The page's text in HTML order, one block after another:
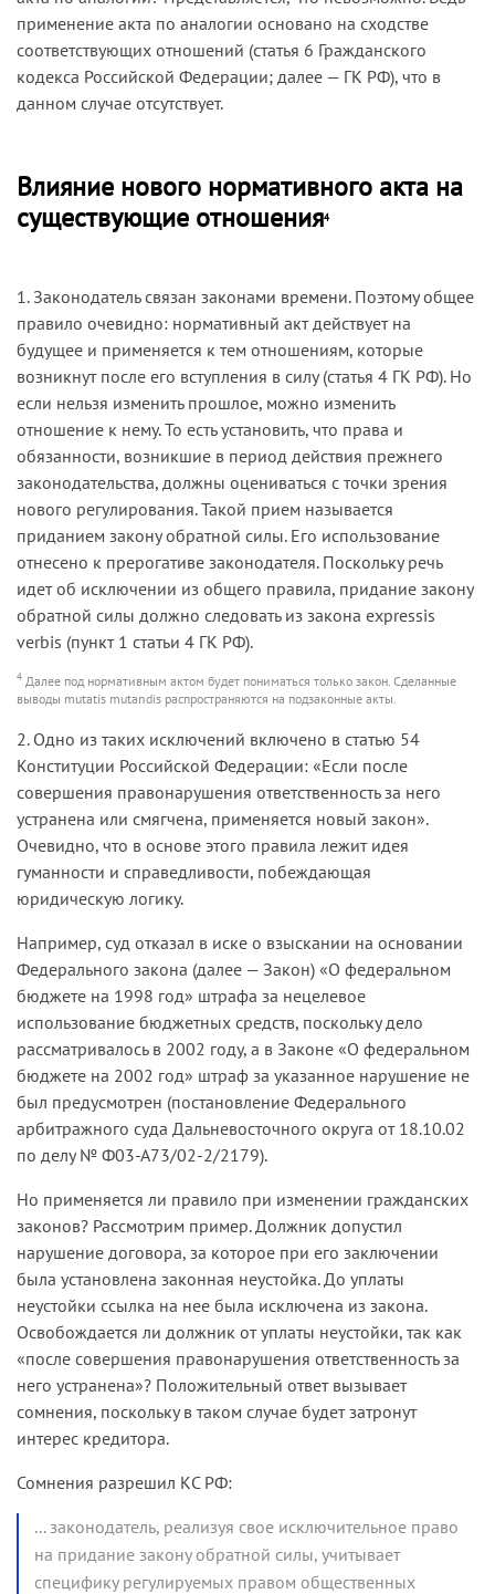
применение акта по аналогии основано на сходстве
соответствующих отношений (статья 6 Гражданского
кодекса Российской Федерации; далее — ГК РФ), что в
данном случае отсутствует.
Влияние нового нормативного акта на
существующие отношения4
1. Законодатель связан законами времени. Поэтому общее
правило очевидно: нормативный акт действует на
будущее и применяется к тем отношениям, которые
возникнут после его вступления в силу (статья 4 ГК РФ). Но
если нельзя изменить прошлое, можно изменить
отношение к нему. То есть установить, что права и
обязанности, возникшие в период действия прежнего
законодательства, должны оцениваться с точки зрения
нового регулирования. Такой прием называется
приданием закону обратной силы. Его использование
отнесено к прерогативе законодателя. Поскольку речь
идет об исключении из общего правила, придание закону
обратной силы должно следовать из закона expressis
verbis (пункт 1 статьи 4 ГК РФ).
4 Далее под нормативным актом будет пониматься только закон. Сделанные
выводы mutatis mutandis распространяются на подзаконные акты.
2. Одно из таких исключений включено в статью 54
Конституции Российской Федерации: «Если после
совершения правонарушения ответственность за него
устранена или смягчена, применяется новый закон».
Очевидно, что в основе этого правила лежит идея
гуманности и справедливости, побеждающая
юридическую логику.
Например, суд отказал в иске о взыскании на основании
Федерального закона (далее — Закон) «О федеральном
бюджете на 1998 год» штрафа за нецелевое
использование бюджетных средств, поскольку дело
рассматривалось в 2002 году, а в Законе «О федеральном
бюджете на 2002 год» штраф за указанное нарушение не
был предусмотрен (постановление Федерального
арбитражного суда Дальневосточного округа от 18.10.02
по делу № Ф03-А73/02-2/2179).
Но применяется ли правило при изменении гражданских
законов? Рассмотрим пример. Должник допустил
нарушение договора, за которое при его заключении
была установлена законная неустойка. До уплаты
неустойки ссылка на нее была исключена из закона.
Освобождается ли должник от уплаты неустойки, так как
«после совершения правонарушения ответственность за
него устранена»? Положительный ответ вызывает
сомнения, поскольку в таком случае будет затронут
интерес кредитора.
Сомнения разрешил КС РФ:
... законодатель, реализуя свое исключительное право
на придание закону обратной силы, учитывает
специфику регулируемых правом общественных